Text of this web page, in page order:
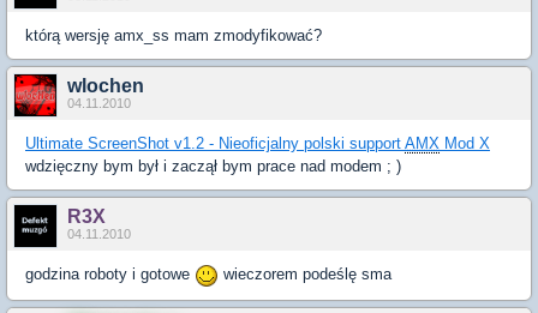
którą wersję amx_ss mam zmodyfikować?
wlochen
04.11.2010
Ultimate ScreenShot v1.2 - Nieoficjalny polski support AMX Mod X
wdzięczny bym był i zaczął bym prace nad modem ; )
R3X
04.11.2010
godzina roboty i gotowe wieczorem podeślę sma